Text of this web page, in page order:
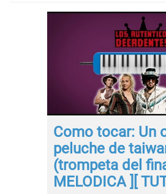
Como tocar: Un
peluche de
(trompeta del
MELODICA ][